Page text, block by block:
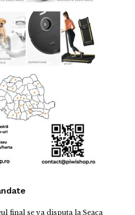
final se va disputa la Seaca